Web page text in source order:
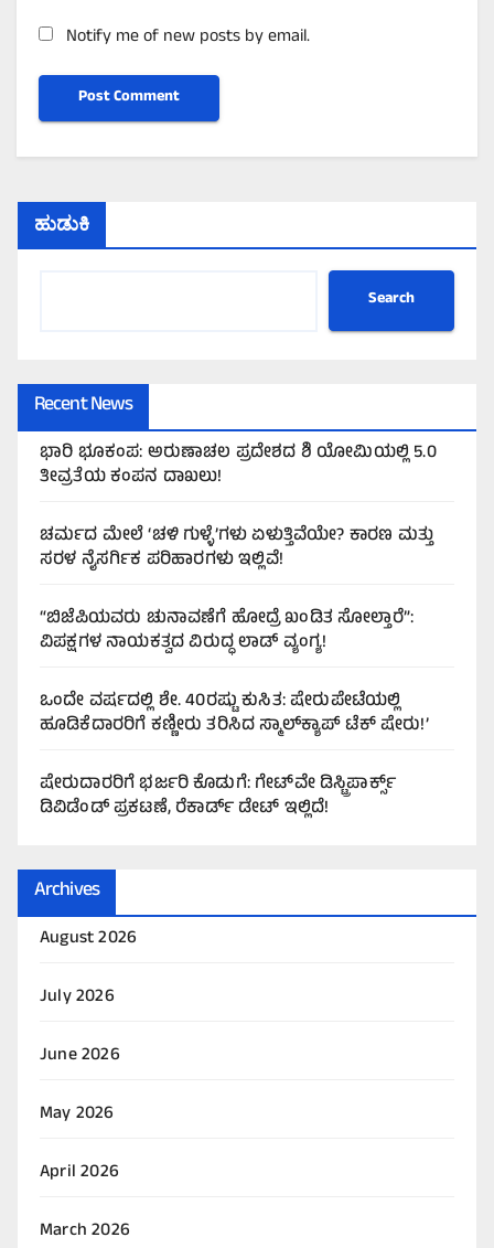
Notify me of new posts by email.
ಹುಡುಕಿ
Search
Recent News
ಭಾರಿ ಭೂಕಂಪ: ಅರುಣಾಚಲ ಪ್ರದೇಶದ ಶಿ ಯೋಮಿಯಲ್ಲಿ 5.0
ತೀವ್ರತೆಯ ಕಂಪನ ದಾಖಲು!
ಚರ್ಮದ ಮೇಲೆ ‘ಚಳಿ ಗುಳ್ಳೆ’ಗಳು ಏಳುತ್ತಿವೆಯೇ? ಕಾರಣ ಮತ್ತು
ಸರಳ ನೈಸರ್ಗಿಕ ಪರಿಹಾರಗಳು ಇಲ್ಲಿವೆ!
“ಬಿಜೆಪಿಯವರು ಚುನಾವಣೆಗೆ ಹೋದ್ರೆ ಖಂಡಿತ ಸೋಲ್ತಾರೆ”:
ವಿಪಕ್ಷಗಳ ನಾಯಕತ್ವದ ವಿರುದ್ಧ ಲಾಡ್ ವ್ಯಂಗ್ಯ!
ಒಂದೇ ವರ್ಷದಲ್ಲಿ ಶೇ. 40ರಷ್ಟು ಕುಸಿತ: ಷೇರುಪೇಟೆಯಲ್ಲಿ
ಹೂಡಿಕೆದಾರರಿಗೆ ಕಣ್ಣೀರು ತರಿಸಿದ ಸ್ಮಾಲ್‌ಕ್ಯಾಪ್ ಟೆಕ್ ಷೇರು!’
ಷೇರುದಾರರಿಗೆ ಭರ್ಜರಿ ಕೊಡುಗೆ: ಗೇಟ್‌ವೇ ಡಿಸ್ಟ್ರಿಪಾರ್ಕ್ಸ್
ಡಿವಿಡೆಂಡ್ ಪ್ರಕಟಣೆ, ರೆಕಾರ್ಡ್ ಡೇಟ್ ಇಲ್ಲಿದೆ!
Archives
August 2026
July 2026
June 2026
May 2026
April 2026
March 2026